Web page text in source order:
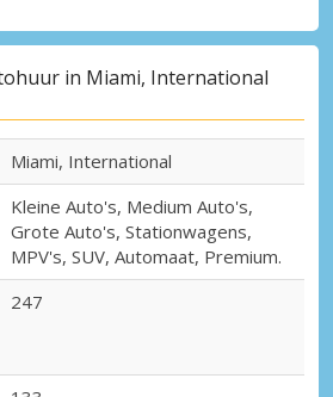
in Miami, International
Miami, International
Kleine Auto's, Medium Auto's,
Grote Auto's, Stationwagens,
MPV's, SUV, Automaat, Premium.
247